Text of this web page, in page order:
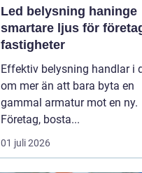
Led belysning haninge
smartare ljus för
fastigheter
Effektiv belysning handlar i
om mer än att bara byta en
gammal armatur mot en ny.
Företag, bosta...
01 juli 2026